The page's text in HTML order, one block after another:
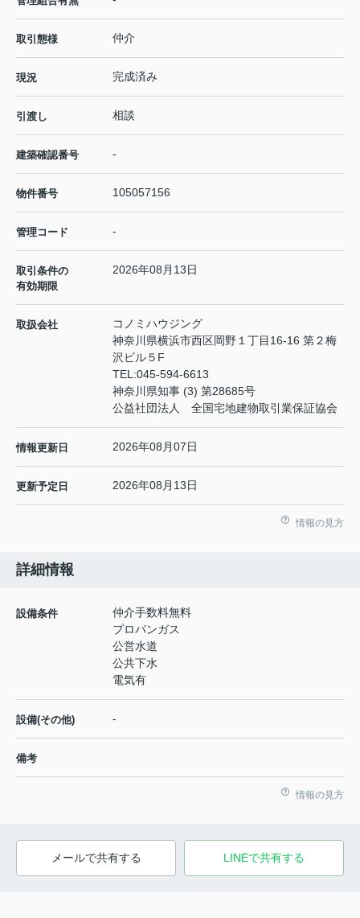
取引態様 仲介
現況 完成済み
引渡し 相談
建築確認番号 -
物件番号 105057156
管理コード -
取引条件の
有効期限
2026年08月13日
取扱会社
コノミハウジング
神奈川県横浜市西区岡野１丁目16-16 第２梅
沢ビル５F
TEL:045-594-6613
神奈川県知事 (3) 第28685号
公益社団法人 全国宅地建物取引業保証協会
情報更新日 2026年08月07日
更新予定日 2026年08月13日
情報の見方
詳細情報
設備条件
仲介手数料無料
プロパンガス
公営水道
公共下水
電気有
設備(その他) -
備考
情報の見方
メールで共有する LINEで共有する